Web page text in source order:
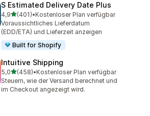
S Estimated Delivery Date Plus
4,9von 5 Sternen
(401)
401 Rezensionen insgesamt
•Kostenloser Plan verfügbar
Voraussichtliches Lieferdatum
(EDD/ETA) und Lieferzeit anzeigen
Built for Shopify
Intuitive Shipping
5,0von 5 Sternen
(458)
458 Rezensionen insgesamt
•Kostenloser Plan verfügbar
Steuern, wie der Versand berechnet und
im Checkout angezeigt wird.